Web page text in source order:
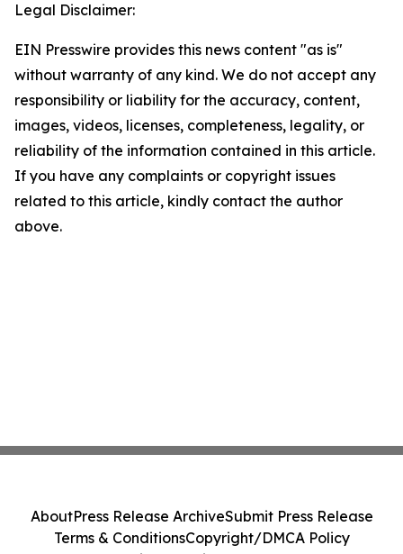
Legal Disclaimer:
EIN Presswire provides this news content "as is"
without warranty of any kind. We do not accept any
responsibility or liability for the accuracy, content,
images, videos, licenses, completeness, legality, or
reliability of the information contained in this article.
If you have any complaints or copyright issues
related to this article, kindly contact the author
above.
AboutPress Release ArchiveSubmit Press Release
Terms & ConditionsCopyright/DMCA Policy